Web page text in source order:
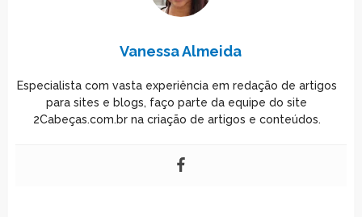
Vanessa Almeida
Especialista com vasta experiência em redação de artigos
para sites e blogs, faço parte da equipe do site
2Cabeças.com.br na criação de artigos e conteúdos.